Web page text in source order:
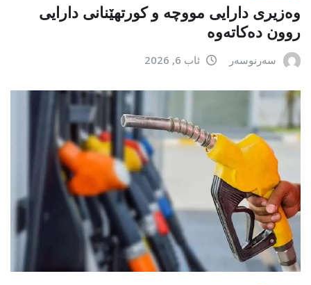
وەزیری دارایی مووچە و کورتهێنانی دارایی
روون دەکاتەوە
سەرنوسەر ئاب 6, 2026